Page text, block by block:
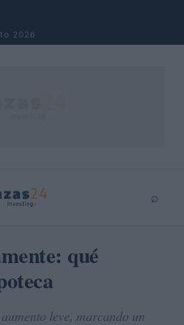
2026
⌕
qué
leve, marcando un